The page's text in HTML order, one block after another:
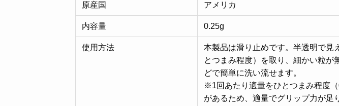
原産国 アメリカ
内容量 0.25g
使用方法
本製品は滑り止めです。半透明で見
とつまみ程度）を取り、細かい粒が
どで簡単に洗い流せます。
※1回あたり適量をひとつまみ程度
があるため、適量でグリップ力が足